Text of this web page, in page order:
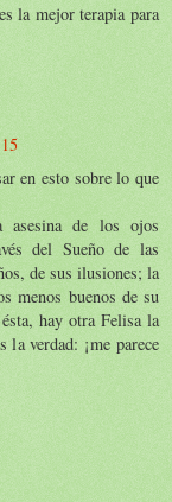
la mejor terapia para
en esto sobre lo que
de los ojos
del Sueño de las
de sus ilusiones; la
menos buenos de su
hay otra Felisa la
la verdad: ¡me parece